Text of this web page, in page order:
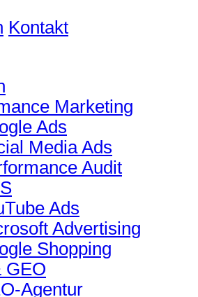
Kontakt
Marketing
Ads
Media Ads
Audit
Ads
Advertising
Shopping
GEO
Agentur